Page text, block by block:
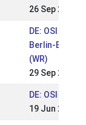
26 Sep 2021
DE: OSI
Berlin-
(WR)
29 Sep 2019
DE: OSI
19 Jun 2016